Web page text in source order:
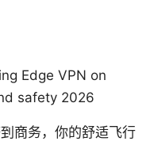
Edge VPN on
safety 2026
商务，你的舒适飞行